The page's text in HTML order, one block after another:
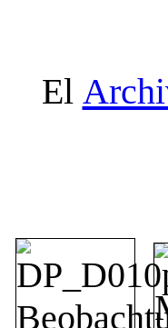
El